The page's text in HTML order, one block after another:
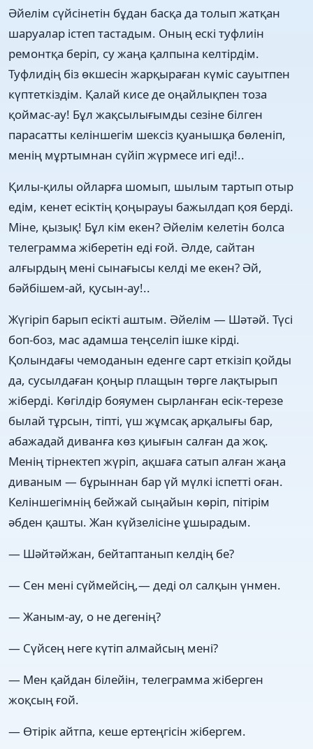
Әйелім сүйсінетін бұдан басқа да толып жатқан
шаруалар істеп тастадым. Оның ескі туфлиін
ремонтқа беріп, су жаңа қалпына келтірдім.
Туфлидің біз өкшесін жарқыраған күміс сауытпен
күптеткіздім. Қалай кисе де оңайлықпен тоза
қоймас-ау! Бұл жақсылығымды сезіне білген
парасатты келіншегім шексіз қуанышқа бөленіп,
менің мұртымнан сүйіп жүрмесе игі еді!..
Қилы-қилы ойларға шомып, шылым тартып отыр
едім, кенет есіктің қоңырауы бажылдап қоя берді.
Міне, қызық! Бұл кім екен? Әйелім келетін болса
телеграмма жіберетін еді ғой. Әлде, сайтан
алғырдың мені сынағысы келді ме екен? Әй,
бәйбішем-ай, қусын-ау!..
Жүгіріп барып есікті аштым. Әйелім — Шәтәй. Түсі
боп-боз, мас адамша теңселіп ішке кірді.
Қолындағы чемоданын еденге сарт еткізіп қойды
да, сусылдаған қоңыр плащын төрге лақтырып
жіберді. Көгілдір бояумен сырланған есік-терезе
былай тұрсын, тіпті, үш жұмсақ арқалығы бар,
абажадай диванға көз қиығын салған да жоқ.
Менің тірнектеп жүріп, ақшаға сатып алған жаңа
диваным — бұрыннан бар үй мүлкі іспетті оған.
Келіншегімнің бейжай сыңайын көріп, пітірім
әбден қашты. Жан күйзелісіне ұшырадым.
— Шәйтәйжан, бейтаптанып келдің бе?
— Сен мені сүймейсің,— деді ол салқын үнмен.
— Жаным-ау, о не дегенің?
— Сүйсең неге күтіп алмайсың мені?
— Мен қайдан білейін, телеграмма жіберген
жоқсың ғой.
— Өтірік айтпа, кеше ертеңгісін жібергем.